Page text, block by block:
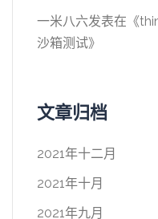
一米八六发表在《
沙箱测试》
文章归档
2021年十二月
2021年十月
2021年九月